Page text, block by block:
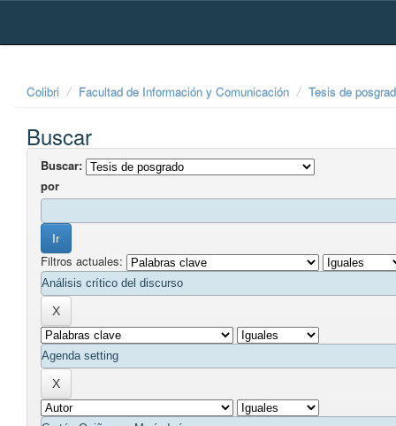
Skip
Colibri Facultad de Información y Comunicación Tesis de
Buscar
Buscar:
por
Filtros actuales: